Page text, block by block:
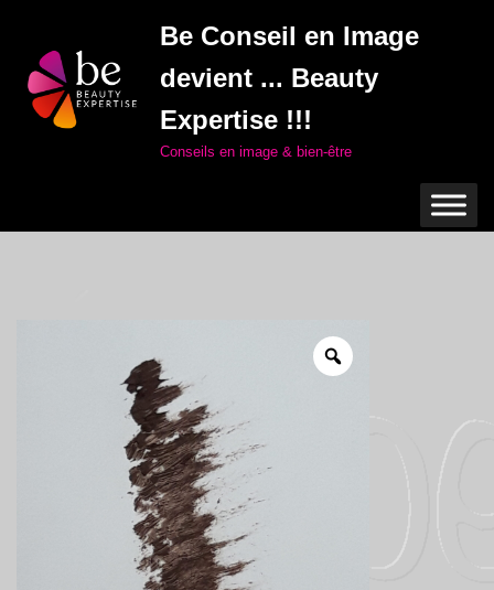
Aller
au
contenu
Be Conseil en Image
devient ... Beauty
Expertise !!!
Conseils en image & bien-être